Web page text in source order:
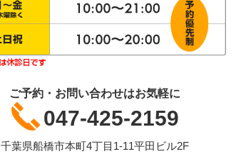
ご予約・お問い合わせはお気軽に
047-425-2159
千葉県船橋市本町4丁目1-11平田ビル2F